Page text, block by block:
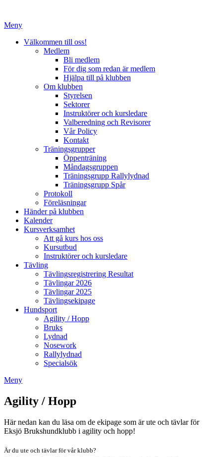
innehåll
Meny
Välkommen till oss!
Medlem
Bli medlem
För dig som redan är medlem
Hjälpa till på klubben
Om klubben
Styrelsen
Sektorer
Instruktörer och kursledare
Valberedning och Revisorer
Vår Policy
Kontakt
Träningsgrupper
Öppenträning
Måndagsgruppen
Träningsgrupp Rallylydnad
Träningsgrupp Spår
Protokoll
Föreläsningar
Händer på klubben
Kalender
Kursverksamhet
Att gå kurs hos oss
Kursutbud
Instruktörer och kursledare
Tävling
Tävlingsregistrering Resultat
Tävlingar 2026
Tävlingar 2025
Tävlingsekipage
Hundsport
Agility / Hopp
Bruks
Lydnad
Nosework
Rallylydnad
Specialsök
Meny
Agility / Hopp
Här nedan kan du läsa om de ekipage som är ute och tävlar för
Eksjö Brukshundklubb i agility och hopp!
Är du ute och tävlar för vår klubb?